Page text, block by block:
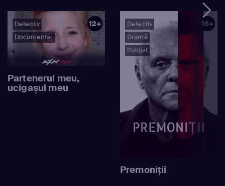
Detectiv
Documentar
12+
Partenerul meu,
ucigașul meu
Detectiv
Dramă
Polițist
16+
Premoniţii